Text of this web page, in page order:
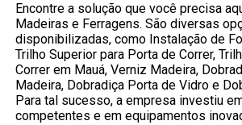
Encontre a solução que você precisa
Madeiras e Ferragens. São diversas
disponibilizadas, como Instalação de
Trilho Superior para Porta de Correr,
Correr em Mauá, Verniz Madeira,
Madeira, Dobradiça Porta de Vidro e
Para tal sucesso, a empresa investiu
competentes e em equipamentos